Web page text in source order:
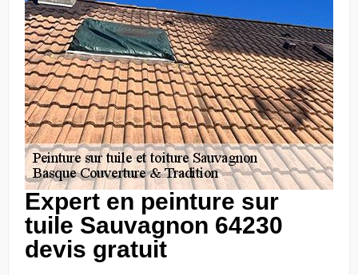
Expert en peinture sur
tuile Sauvagnon 64230
devis gratuit